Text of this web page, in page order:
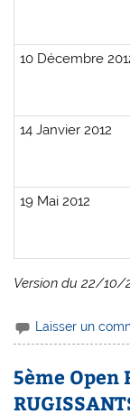
10 Décembre
14 Janvier 2012
19 Mai 2012
Version du 22/10/
Laisser un
5ème Open